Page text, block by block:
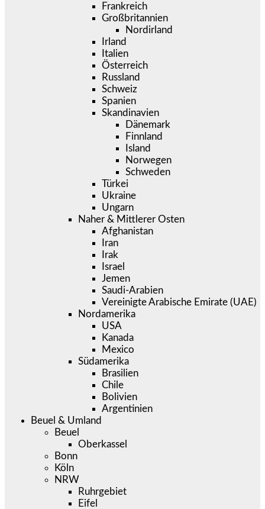
Frankreich
Großbritannien
Nordirland
Irland
Italien
Österreich
Russland
Schweiz
Spanien
Skandinavien
Dänemark
Finnland
Island
Norwegen
Schweden
Türkei
Ukraine
Ungarn
Naher & Mittlerer Osten
Afghanistan
Iran
Irak
Israel
Jemen
Saudi-Arabien
Vereinigte Arabische Emirate (UAE)
Nordamerika
USA
Kanada
Mexico
Südamerika
Brasilien
Chile
Bolivien
Argentinien
Beuel & Umland
Beuel
Oberkassel
Bonn
Köln
NRW
Ruhrgebiet
Eifel